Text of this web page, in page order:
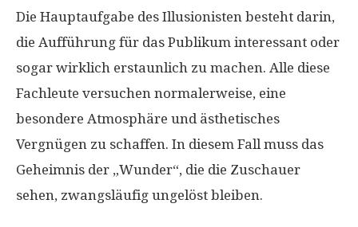
Die Hauptaufgabe des Illusionisten besteht darin,
die Aufführung für das Publikum interessant oder
sogar wirklich erstaunlich zu machen. Alle diese
Fachleute versuchen normalerweise, eine
besondere Atmosphäre und ästhetisches
Vergnügen zu schaffen. In diesem Fall muss das
Geheimnis der „Wunder“, die die Zuschauer
sehen, zwangsläufig ungelöst bleiben.